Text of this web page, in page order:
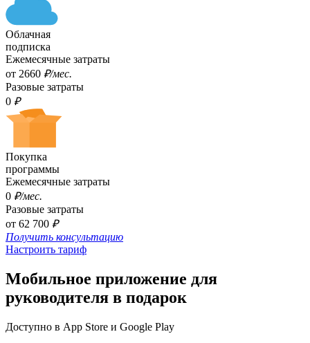
Облачная
подписка
Ежемесячные затраты
oт 2660 ₽/мес.
Разовые затраты
0 ₽
Покупка
программы
Ежемесячные затраты
0 ₽/мес.
Разовые затраты
от 62 700 ₽
Получить консультацию
Настроить тариф
Мобильное приложение для
руководителя в подарок
Доступно в App Store и Google Play